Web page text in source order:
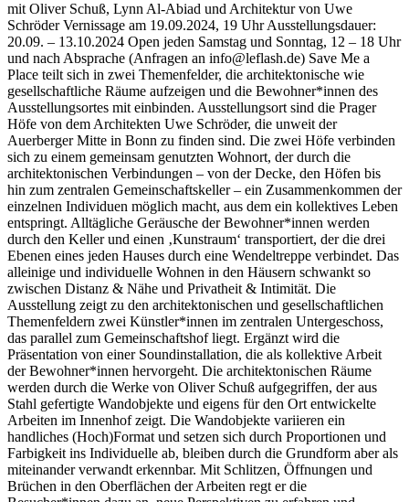
mit Oliver Schuß, Lynn Al-Abiad und Architektur von Uwe
Schröder Vernissage am 19.09.2024, 19 Uhr Ausstellungsdauer:
20.09. – 13.10.2024 Open jeden Samstag und Sonntag, 12 – 18 Uhr
und nach Absprache (Anfragen an info@leflash.de) Save Me a
Place teilt sich in zwei Themenfelder, die architektonische wie
gesellschaftliche Räume aufzeigen und die Bewohner*innen des
Ausstellungsortes mit einbinden. Ausstellungsort sind die Prager
Höfe von dem Architekten Uwe Schröder, die unweit der
Auerberger Mitte in Bonn zu finden sind. Die zwei Höfe verbinden
sich zu einem gemeinsam genutzten Wohnort, der durch die
architektonischen Verbindungen – von der Decke, den Höfen bis
hin zum zentralen Gemeinschaftskeller – ein Zusammenkommen der
einzelnen Individuen möglich macht, aus dem ein kollektives Leben
entspringt. Alltägliche Geräusche der Bewohner*innen werden
durch den Keller und einen ‚Kunstraum‘ transportiert, der die drei
Ebenen eines jeden Hauses durch eine Wendeltreppe verbindet. Das
alleinige und individuelle Wohnen in den Häusern schwankt so
zwischen Distanz & Nähe und Privatheit & Intimität. Die
Ausstellung zeigt zu den architektonischen und gesellschaftlichen
Themenfeldern zwei Künstler*innen im zentralen Untergeschoss,
das parallel zum Gemeinschaftshof liegt. Ergänzt wird die
Präsentation von einer Soundinstallation, die als kollektive Arbeit
der Bewohner*innen hervorgeht. Die architektonischen Räume
werden durch die Werke von Oliver Schuß aufgegriffen, der aus
Stahl gefertigte Wandobjekte und eigens für den Ort entwickelte
Arbeiten im Innenhof zeigt. Die Wandobjekte variieren ein
handliches (Hoch)Format und setzen sich durch Proportionen und
Farbigkeit ins Individuelle ab, bleiben durch die Grundform aber als
miteinander verwandt erkennbar. Mit Schlitzen, Öffnungen und
Brüchen in den Oberflächen der Arbeiten regt er die